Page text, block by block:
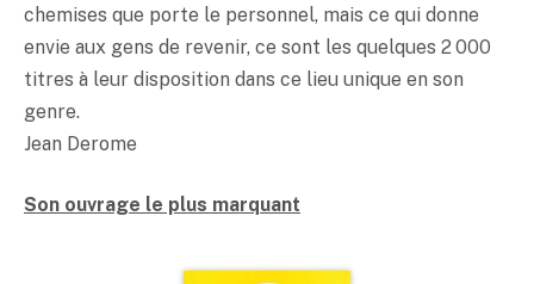
chemises que porte le personnel, mais ce qui donne
envie aux gens de revenir, ce sont les quelques 2 000
titres à leur disposition dans ce lieu unique en son
genre.
Jean Derome
Son ouvrage le plus marquant